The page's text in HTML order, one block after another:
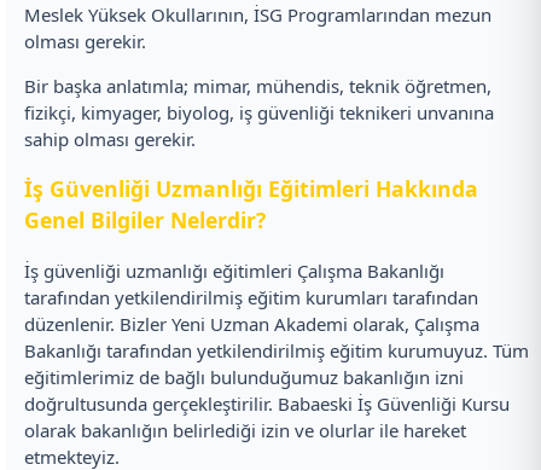
Meslek Yüksek Okullarının, İSG Programlarından mezun
olması gerekir.
Bir başka anlatımla; mimar, mühendis, teknik öğretmen,
fizikçi, kimyager, biyolog, iş güvenliği teknikeri unvanına
sahip olması gerekir.
İş Güvenliği Uzmanlığı Eğitimleri Hakkında
Genel Bilgiler Nelerdir?
İş güvenliği uzmanlığı eğitimleri Çalışma Bakanlığı
tarafından yetkilendirilmiş eğitim kurumları tarafından
düzenlenir. Bizler Yeni Uzman Akademi olarak, Çalışma
Bakanlığı tarafından yetkilendirilmiş eğitim kurumuyuz. Tüm
eğitimlerimiz de bağlı bulunduğumuz bakanlığın izni
doğrultusunda gerçekleştirilir. Babaeski İş Güvenliği Kursu
olarak bakanlığın belirlediği izin ve olurlar ile hareket
etmekteyiz.